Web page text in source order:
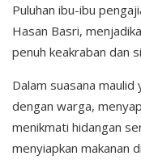
Puluhan ibu-ibu
Hasan Basri,
penuh keakraban dan
Dalam suasana
dengan warga,
menikmati hidangan
menyiapkan makanan